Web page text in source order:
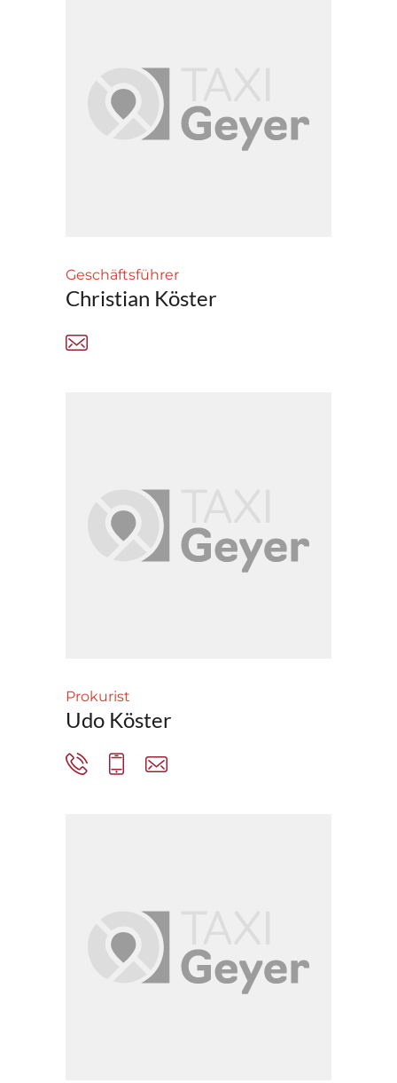
Geschäftsführer
Christian Köster
Prokurist
Udo Köster